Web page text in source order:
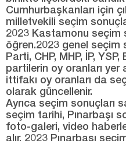
Cumhurbaşkanları için
milletvekili seçim
2023 Kastamonu seçim
öğren.2023 genel seçim
Parti, CHP, MHP, İP,
partilerin oy oranları yer
ittifakı oy oranları da
olarak güncellenir.
Ayrıca seçim sonuçları
seçim tarihi, Pınarbaşı
foto-galeri, video
alır. 2023 Pınarbaşı